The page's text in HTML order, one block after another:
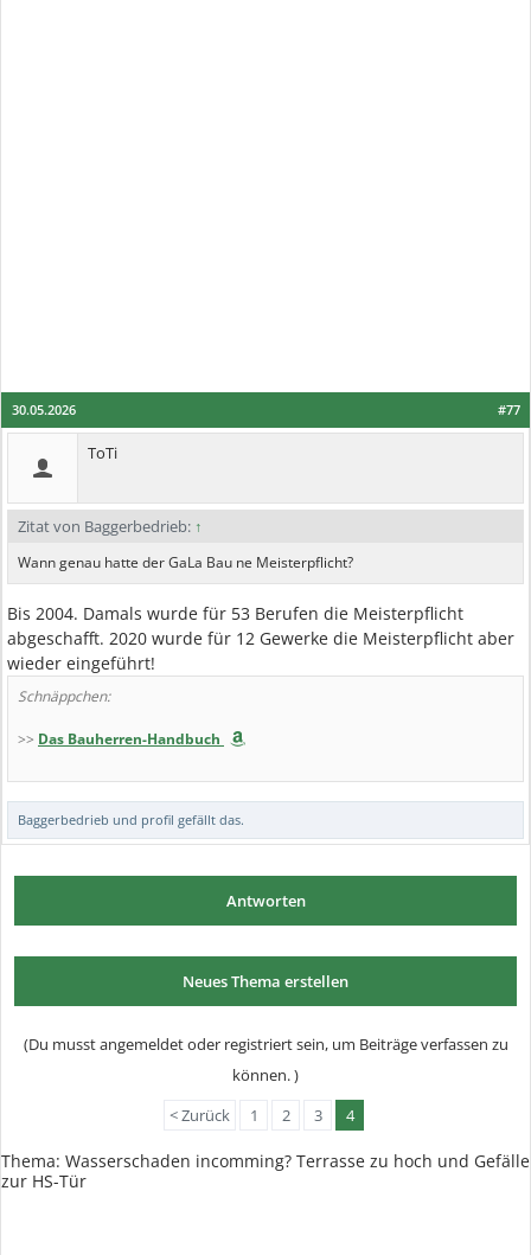
#77
30.05.2026
ToTi
Zitat von Baggerbedrieb: ↑
Wann genau hatte der GaLa Bau ne Meisterpflicht?
Bis 2004. Damals wurde für 53 Berufen die Meisterpflicht
abgeschafft. 2020 wurde für 12 Gewerke die Meisterpflicht aber
wieder eingeführt!
Schnäppchen:
>> Das Bauherren-Handbuch
Baggerbedrieb und profil gefällt das.
Antworten
Neues Thema erstellen
(Du musst angemeldet oder registriert sein, um Beiträge verfassen zu
können. )
< Zurück
1 2 3 4
Thema: Wasserschaden incomming? Terrasse zu hoch und Gefälle
zur HS-Tür